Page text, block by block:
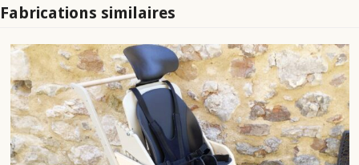
Fabrications similaires